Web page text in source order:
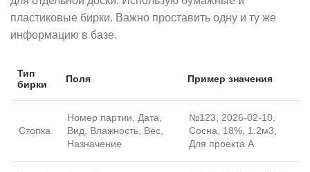
пластиковые бирки. Важно проставить одну и ту же
информацию в базе.
Тип
бирки
Поля Пример значения
Стопка
Номер партии, Дата,
Вид, Влажность, Вес,
Назначение
№123, 2026-02-10,
Сосна, 18%, 1.2м3,
Для проекта А